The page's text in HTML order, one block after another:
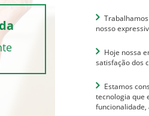
nosso
Hoje nossa
satisfação dos
Estamos
tecnologia que
funcionalidade,